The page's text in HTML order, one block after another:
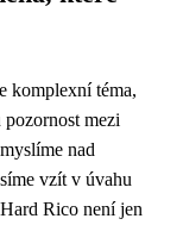
komplexní téma,
mezi
nad
vzít v úvahu
Rico není jen